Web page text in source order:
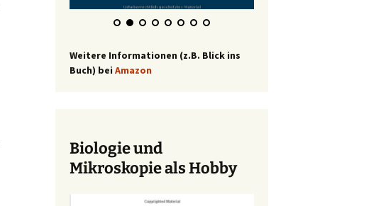
Weitere Informationen (z.B. Blick ins
Buch) bei Amazon
Biologie und
Mikroskopie als Hobby